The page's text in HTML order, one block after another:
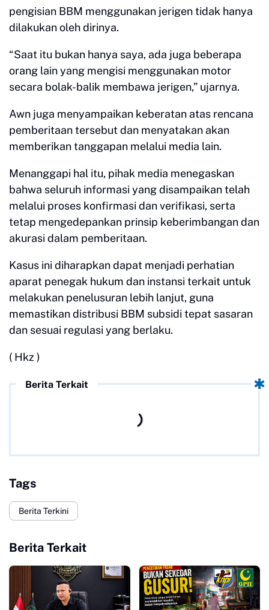
pengisian BBM menggunakan jerigen tidak hanya
dilakukan oleh dirinya.
“Saat itu bukan hanya saya, ada juga beberapa
orang lain yang mengisi menggunakan motor
secara bolak-balik membawa jerigen,” ujarnya.
Awn juga menyampaikan keberatan atas rencana
pemberitaan tersebut dan menyatakan akan
memberikan tanggapan melalui media lain.
Menanggapi hal itu, pihak media menegaskan
bahwa seluruh informasi yang disampaikan telah
melalui proses konfirmasi dan verifikasi, serta
tetap mengedepankan prinsip keberimbangan dan
akurasi dalam pemberitaan.
Kasus ini diharapkan dapat menjadi perhatian
aparat penegak hukum dan instansi terkait untuk
melakukan penelusuran lebih lanjut, guna
memastikan distribusi BBM subsidi tepat sasaran
dan sesuai regulasi yang berlaku.
( Hkz )
Berita Terkait
Tags
Berita Terkini
Berita Terkait